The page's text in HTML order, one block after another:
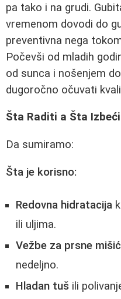
pa tako i na grudi.
vremenom dovodi do
preventivna nega
Počevši od mladih
od sunca i nošenjem
dugoročno očuvati
Šta Raditi a Šta
Da sumiramo:
Šta je korisno:
Redovna hidratacija
ili uljima.
Vežbe za prsne
nedeljno.
Hladan tuš ili